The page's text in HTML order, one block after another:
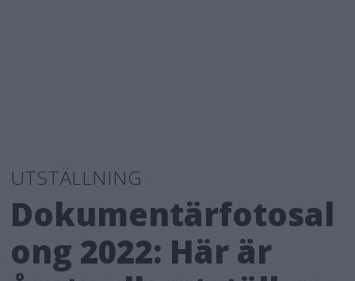
UTSTÄLLNING
Dokumentärfotosal
ong 2022: Här är